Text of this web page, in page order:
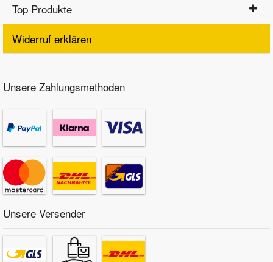
Top Produkte
Widerruf erklären
Unsere Zahlungsmethoden
Unsere Versender